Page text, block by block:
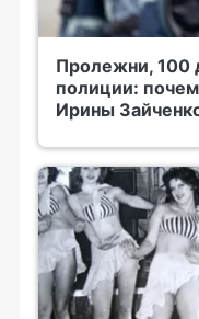
Пролежни, 100
полиции:
Ирины